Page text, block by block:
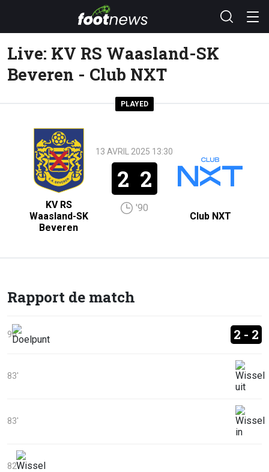
Live: KV RS Waasland-SK
Beveren - Club NXT
PLAYED
KV RS
Waasland-SK
Beveren
13 AVRIL 2025 13:30
2 2
'90
Club NXT
Rapport de match
90' 2 - 2
83'
83'
82'